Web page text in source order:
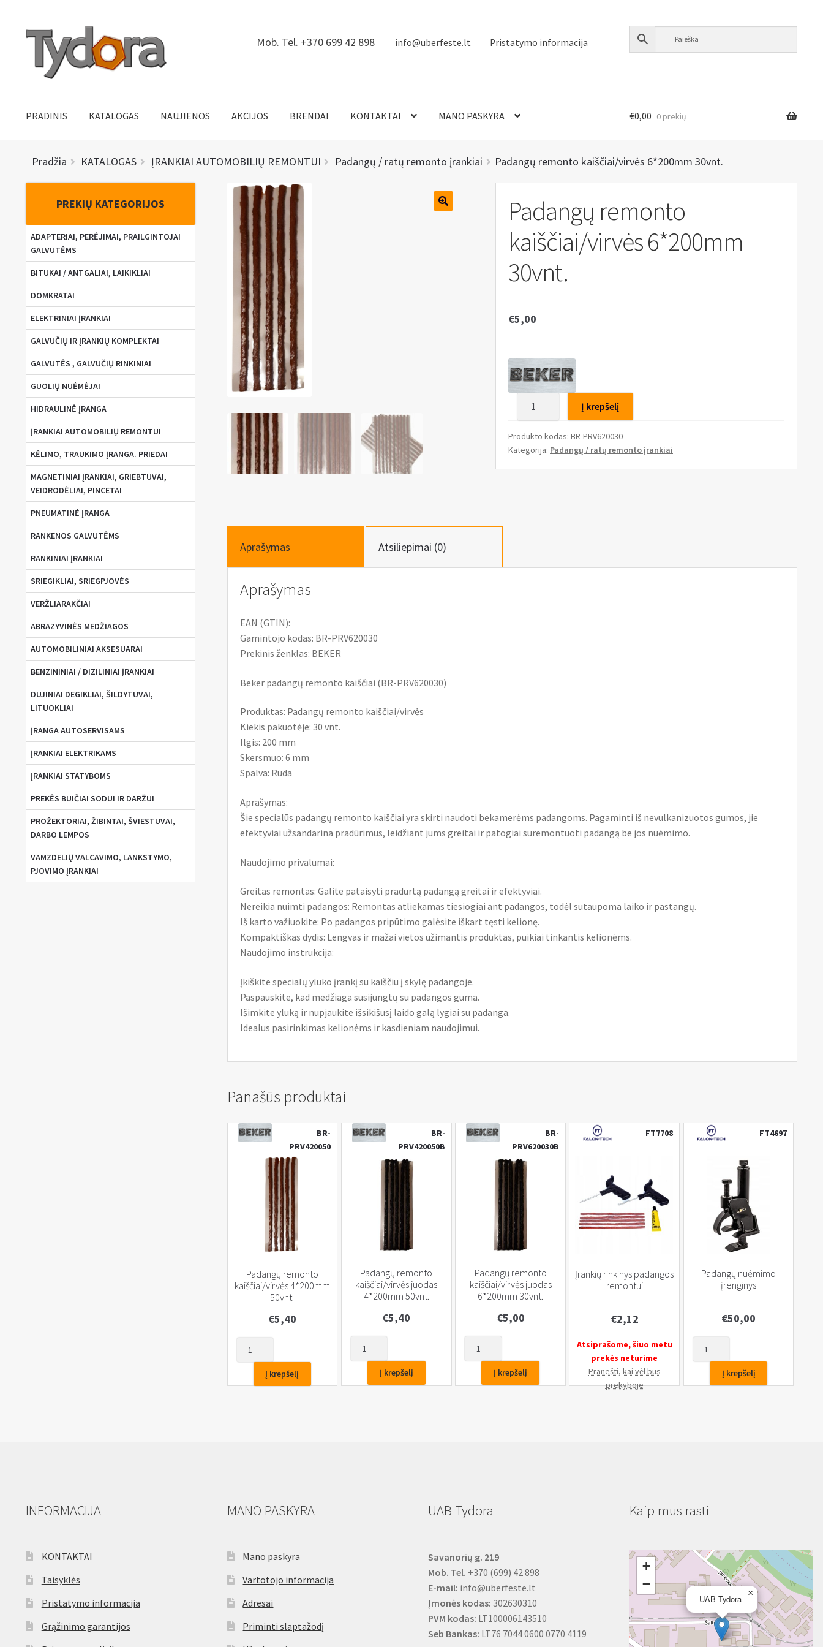
Pereiti
meniu
Pereiti
turinio
Mob. Tel. +370 699 42 898 info@uberfeste.lt Pristatymo informacija
PRADINIS KATALOGAS NAUJIENOS AKCIJOS BRENDAI KONTAKTAI MANO PASKYRA €0,00 0 prekių
Pradžia KATALOGAS ĮRANKIAI AUTOMOBILIŲ REMONTUI Padangų / ratų remonto įrankiai Padangų remonto kaiščiai/virvės 6*200mm 30vnt.
Padangų remonto
kaiščiai/virvės 6*200mm
30vnt.
€5,00
Padangų
remonto
Į krepšelį
Produkto kodas: BR-PRV620030
Kategorija: Padangų / ratų remonto įrankiai
Aprašymas Atsiliepimai (0)
Aprašymas
EAN (GTIN):
Gamintojo kodas: BR-PRV620030
Prekinis ženklas: BEKER
Beker padangų remonto kaiščiai (BR-PRV620030)
Produktas: Padangų remonto kaiščiai/virvės
Kiekis pakuotėje: 30 vnt.
Ilgis: 200 mm
Skersmuo: 6 mm
Spalva: Ruda
Aprašymas:
Šie specialūs padangų remonto kaiščiai yra skirti naudoti bekamerėms padangoms. Pagaminti iš nevulkanizuotos gumos, jie
efektyviai užsandarina pradūrimus, leidžiant jums greitai ir patogiai suremontuoti padangą be jos nuėmimo.
Naudojimo privalumai:
Greitas remontas: Galite pataisyti pradurtą padangą greitai ir efektyviai.
Nereikia nuimti padangos: Remontas atliekamas tiesiogiai ant padangos, todėl sutaupoma laiko ir pastangų.
Iš karto važiuokite: Po padangos pripūtimo galėsite iškart tęsti kelionę.
Kompaktiškas dydis: Lengvas ir mažai vietos užimantis produktas, puikiai tinkantis kelionėms.
Naudojimo instrukcija:
Įkiškite specialų yluko įrankį su kaiščiu į skylę padangoje.
Paspauskite, kad medžiaga susijungtų su padangos guma.
Išimkite yluką ir nupjaukite išsikišusį laido galą lygiai su padanga.
Idealus pasirinkimas kelionėms ir kasdieniam naudojimui.
Panašūs produktai
BR-
PRV420050
Padangų remonto
kaiščiai/virvės 4*200mm
50vnt.
€5,40
Padangų
remonto
Į krepšelį
BR-
PRV420050B
Padangų remonto
kaiščiai/virvės juodas
4*200mm 50vnt.
€5,40
Padangų
remonto
Į krepšelį
BR-
PRV620030B
Padangų remonto
kaiščiai/virvės juodas
6*200mm 30vnt.
€5,00
Padangų
remonto
Į krepšelį
FT7708
Įrankių rinkinys padangos
remontui
€2,12
Atsiprašome, šiuo metu
prekės neturime
Pranešti, kai vėl bus
prekyboje
FT4697
Padangų nuėmimo
įrenginys
€50,00
Padangų
nuėmimo
Į krepšelį
PREKIŲ KATEGORIJOS
ADAPTERIAI, PERĖJIMAI, PRAILGINTOJAI
GALVUTĖMS
BITUKAI / ANTGALIAI, LAIKIKLIAI
DOMKRATAI
ELEKTRINIAI ĮRANKIAI
GALVUČIŲ IR ĮRANKIŲ KOMPLEKTAI
GALVUTĖS , GALVUČIŲ RINKINIAI
GUOLIŲ NUĖMĖJAI
HIDRAULINĖ ĮRANGA
ĮRANKIAI AUTOMOBILIŲ REMONTUI
KĖLIMO, TRAUKIMO ĮRANGA. PRIEDAI
MAGNETINIAI ĮRANKIAI, GRIEBTUVAI,
VEIDRODĖLIAI, PINCETAI
PNEUMATINĖ ĮRANGA
RANKENOS GALVUTĖMS
RANKINIAI ĮRANKIAI
SRIEGIKLIAI, SRIEGPJOVĖS
VERŽLIARAKČIAI
ABRAZYVINĖS MEDŽIAGOS
AUTOMOBILINIAI AKSESUARAI
BENZININIAI / DIZILINIAI ĮRANKIAI
DUJINIAI DEGIKLIAI, ŠILDYTUVAI,
LITUOKLIAI
ĮRANGA AUTOSERVISAMS
ĮRANKIAI ELEKTRIKAMS
ĮRANKIAI STATYBOMS
PREKĖS BUIČIAI SODUI IR DARŽUI
PROŽEKTORIAI, ŽIBINTAI, ŠVIESTUVAI,
DARBO LEMPOS
VAMZDELIŲ VALCAVIMO, LANKSTYMO,
PJOVIMO ĮRANKIAI
INFORMACIJA
KONTAKTAI
Taisyklės
Pristatymo informacija
Grąžinimo garantijos
MANO PASKYRA
Mano paskyra
Vartotojo informacija
Adresai
Priminti slaptažodį
UAB Tydora
Savanorių g. 219
Mob. Tel. +370 (699) 42 898
E-mail: info@uberfeste.lt
Įmonės kodas: 302630310
PVM kodas: LT100006143510
Seb Bankas: LT76 7044 0600 0770 4119
Kaip mus rasti
UAB Tydora
×
+
−